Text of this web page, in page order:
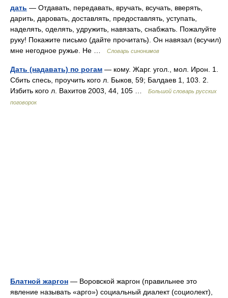
дать — Отдавать, передавать, вручать, всучать, вверять,
дарить, даровать, доставлять, предоставлять, уступать,
наделять, оделять, удружить, навязать, снабжать. Пожалуйте
руку! Покажите письмо (дайте прочитать). Он навязал (всучил)
мне негодное ружье. Не …
Словарь синонимов
Дать (надавать) по рогам — кому. Жарг. угол., мол. Ирон. 1.
Сбить спесь, проучить кого л. Быков, 59; Балдаев 1, 103. 2.
Избить кого л. Вахитов 2003, 44, 105 …
Большой словарь русских
поговорок
Блатной жаргон — Воровской жаргон (правильнее это
явление называть «арго») социальный диалект (социолект),